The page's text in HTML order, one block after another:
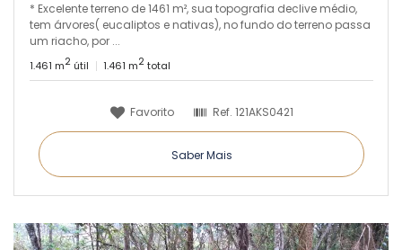
* Excelente terreno de 1461 m², sua topografia declive médio,
tem árvores( eucaliptos e nativas), no fundo do terreno passa
um riacho, por ...
1.461 m2 útil 1.461 m2total
Favorito Ref. 121AKS0421
Saber Mais